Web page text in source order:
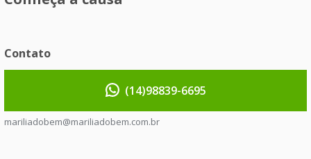
Contato
(14)98839-6695
mariliadobem@mariliadobem.com.br